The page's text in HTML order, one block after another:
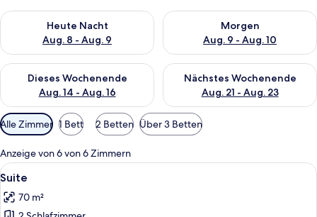
Heute Nacht
Aug. 8 - Aug. 9
Überprüfe die Verfügbarkeit für heute Nacht, Aug. 8 - Aug. 9.
Morgen
Aug. 9 - Aug. 10
Überprüfe die Verfügbarkeit
Dieses Wochenende
Aug. 14 - Aug. 16
Überprüfe die Verfügbarkeit für dieses Wochenende, Aug. 14
Nächstes Wochenende
Aug. 21 - Aug. 23
Überprüfe die Verfügbarkeit
Verfügbare
Filter
für
Zimmer
Alle Zimmer 1 Bett 2 Betten Über 3 Betten
Anzeige von 6 von 6 Zimmern
Alle
Fotos
für
Ein Bett mit einem
9
Suite
70 m²